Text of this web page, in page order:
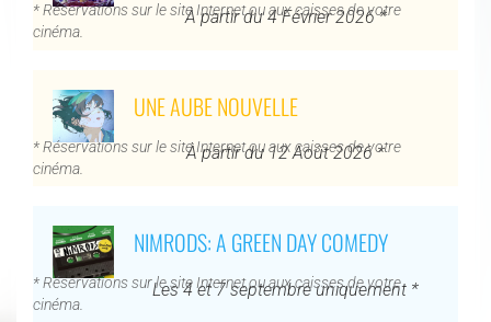
À partir du 4 Février 2026 *
* Réservations sur le site Internet ou aux caisses de votre
cinéma.
UNE AUBE NOUVELLE
À partir du 12 Août 2026 *
* Réservations sur le site Internet ou aux caisses de votre
cinéma.
NIMRODS: A GREEN DAY COMEDY
Les 4 et 7 septembre uniquement *
* Réservations sur le site Internet ou aux caisses de votre
cinéma.